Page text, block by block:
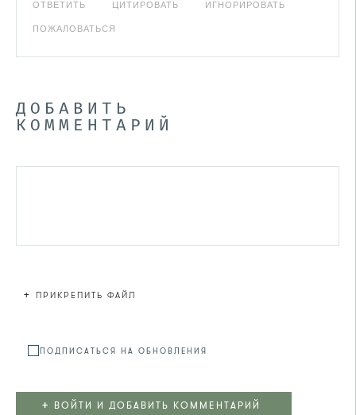
ОТВЕТИТЬ ЦИТИРОВАТЬ ИГНОРИРОВАТЬ
ПОЖАЛОВАТЬСЯ
ДОБАВИТЬ
КОММЕНТАРИЙ
+ ПРИКРЕПИТЬ ФАЙЛ
ПОДПИСАТЬСЯ НА ОБНОВЛЕНИЯ
+ ВОЙТИ И ДОБАВИТЬ КОММЕНТАРИЙ